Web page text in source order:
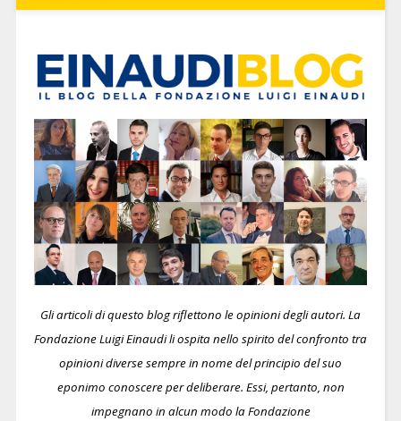
Gli articoli di questo blog riflettono le opinioni degli autori. La
Fondazione Luigi Einaudi li ospita nello spirito del confronto tra
opinioni diverse sempre in nome del principio del suo
eponimo conoscere per deliberare. Essi, pertanto, non
impegnano in alcun modo la Fondazione